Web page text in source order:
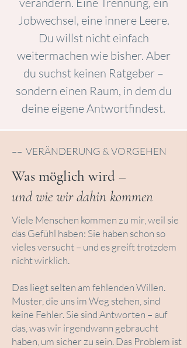
Jobwechsel, eine innere Leere.
Du willst nicht einfach
weitermachen wie bisher. Aber
du suchst keinen Ratgeber –
sondern einen Raum, in dem du
deine eigene Antwortfindest.
–– VERÄNDERUNG & VORGEHEN
Was möglich wird –
und wie wir dahin kommen
Viele Menschen kommen zu mir, weil sie
das Gefühl haben: Sie haben schon so
vieles versucht – und es greift trotzdem
nicht wirklich.
Das liegt selten am fehlenden Willen.
Muster, die uns im Weg stehen, sind
keine Fehler. Sie sind Antworten – auf
das, was wir irgendwann gebraucht
haben, um sicher zu sein. Das Problem ist